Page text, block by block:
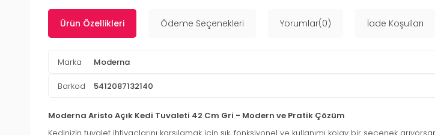
Ürün Özellikleri Ödeme Seçenekleri Yorumlar(0) İade Koşulları
Marka Moderna
Barkod 5412087132140
Moderna Aristo Açık Kedi Tuvaleti 42 Cm Gri - Modern ve Pratik Çözüm